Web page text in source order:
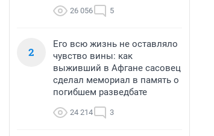
26 056 5
2
Его всю жизнь не оставляло
чувство вины: как
выживший в Афгане сасовец
сделал мемориал в память о
погибшем разведбате
24 214 3